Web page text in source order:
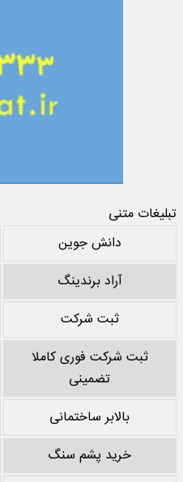
تبلیغات متنی
دانش جوین
آراد برندینگ
ثبت شرکت
ثبت شرکت فوری کاملا
تضمینی
بالابر ساختمانی
خرید پشم سنگ